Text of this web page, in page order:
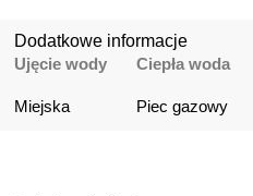
Dodatkowe informacje
Ujęcie wody
Miejska
Ciepła woda
Piec gazowy